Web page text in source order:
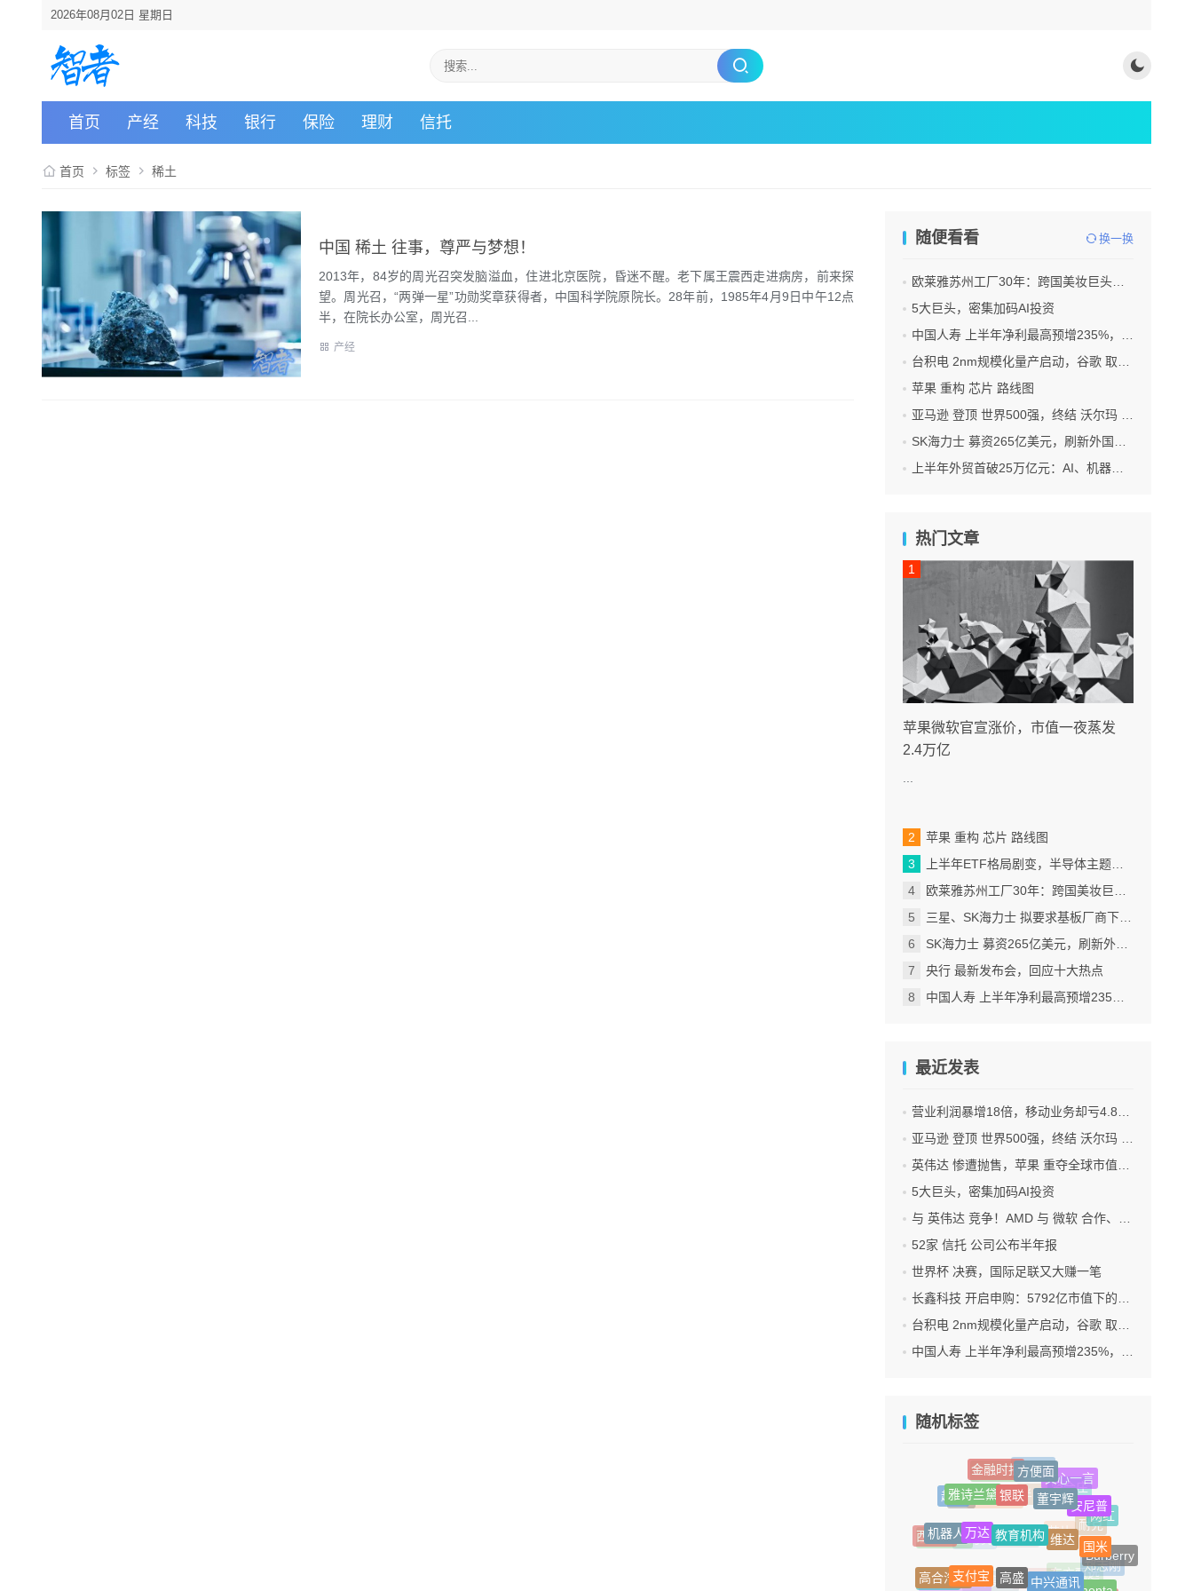
2026年08月02日 星期日
首页 产经 科技 银行 保险 理财 信托
首页 标签 稀土
中国 稀土 往事，尊严与梦想！
2013年，84岁的周光召突发脑溢血，住进北京医院，昏迷不醒。老下属王震西走进病房，前来探
望。周光召，“两弹一星”功勋奖章获得者，中国科学院原院长。28年前，1985年4月9日中午12点
半，在院长办公室，周光召...
产经
随便看看 换一换
欧莱雅苏州工厂30年：跨国美妆巨头的中国制造样本
5大巨头，密集加码AI投资
中国人寿 上半年净利最高预增235%，刷新纪录
台积电 2nm规模化量产启动，谷歌 取代苹果成首发客户
苹果 重构 芯片 路线图
亚马逊 登顶 世界500强，终结 沃尔玛 连续12年领跑纪录
SK海力士 募资265亿美元，刷新外国企业赴美IPO纪录
上半年外贸首破25万亿元：AI、机器人 成出口新引擎
热门文章
苹果微软官宣涨价，市值一夜蒸发
2.4万亿
苹果 重构 芯片 路线图
上半年ETF格局剧变，半导体主题包揽“翻倍基”
欧莱雅苏州工厂30年：跨国美妆巨头的中国制造样本
三星、SK海力士 拟要求基板厂商下半年降价
SK海力士 募资265亿美元，刷新外国企业赴美IPO纪录
央行 最新发布会，回应十大热点
中国人寿 上半年净利最高预增235%，刷新纪录
最近发表
营业利润暴增18倍，移动业务却亏4.85亿美元：三星 AI红利的另一面
亚马逊 登顶 世界500强，终结 沃尔玛 连续12年领跑纪录
英伟达 惨遭抛售，苹果 重夺全球市值第一，释放什么信号？
5大巨头，密集加码AI投资
与 英伟达 竞争！AMD 与 微软 合作、将交付机架级系统Helios
52家 信托 公司公布半年报
世界杯 决赛，国际足联又大赚一笔
长鑫科技 开启申购：5792亿市值下的一场资本狂欢
台积电 2nm规模化量产启动，谷歌 取代苹果成首发客户
中国人寿 上半年净利最高预增235%，刷新纪录
随机标签
宗馥莉
Llama3
金融时报方便面
文心一言
贤合庄
半导体
农夫山泉
360
越南
雅诗兰黛银联
董宇辉
安尼普
网红
耐克
芯片
蓝月亮
蚂蚁集团
西蒙斯
机器人万达 教育机构 维达
国米
Burberry
郑志刚
东方甄选
前置仓
高合汽车支付宝
中兴通讯
Momenta